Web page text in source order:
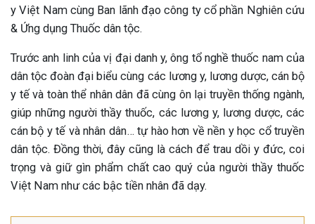
y Việt Nam cùng Ban lãnh đạo công ty cổ phần Nghiên cứu
& Ứng dụng Thuốc dân tộc.
Trước anh linh của vị đại danh y, ông tổ nghề thuốc nam của
dân tộc đoàn đại biểu cùng các lương y, lương dược, cán bộ
y tế và toàn thể nhân dân đã cùng ôn lại truyền thống ngành,
giúp những người thầy thuốc, các lương y, lương dược, các
cán bộ y tế và nhân dân… tự hào hơn về nền y học cổ truyền
dân tộc. Đồng thời, đây cũng là cách để trau dồi y đức, coi
trọng và giữ gìn phẩm chất cao quý của người thầy thuốc
Việt Nam như các bậc tiền nhân đã dạy.